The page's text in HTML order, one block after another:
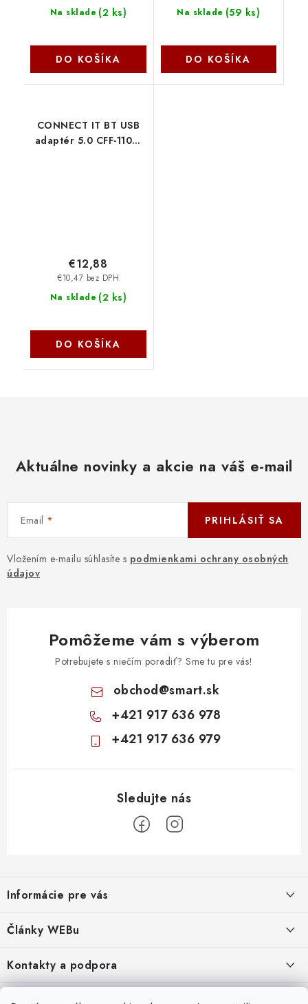
Na sklade (2 ks)
DO KOŠÍKA
Na sklade (59 ks)
DO KOŠÍKA
CONNECT IT BT USB
adaptér 5.0 CFF-1100-
Na sklade (2 ks)
€10,47 bez DPH
€12,88
DO KOŠÍKA
Aktuálne novinky a akcie na váš e-mail
Email
Vložením e-mailu súhlasíte s podmienkami ochrany osobných
údajov
PRIHLÁSIŤ SA
Pomôžeme vám s výberom
Potrebujete s niečím poradiť? Sme tu pre vás!
obchod@smart.sk
+421 917 636 978
+421 917 636 979
p
ä
e
Informácie pre vás
Obchodné podmienky
Moja objednávka
Odstúpenie od zmluvy
Články WEBu
Dôležité oznamy
16.6.2026
Kontakty a podpora
Servisné služby